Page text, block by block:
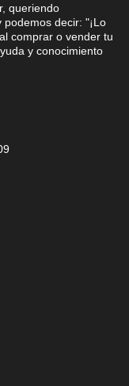
queriendo
decir: "¡Lo
comprar o vender tu
y conocimiento